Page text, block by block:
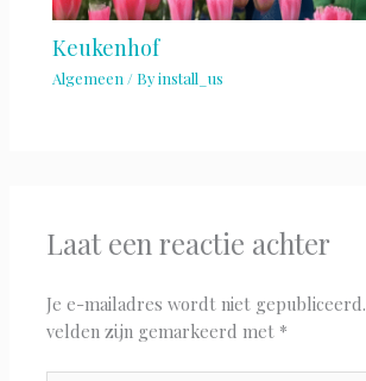
Keukenhof
Algemeen / Byinstall_us
Laat een reactie achter
Je e-mailadres wordt niet gepubliceerd.
velden zijn gemarkeerd met *